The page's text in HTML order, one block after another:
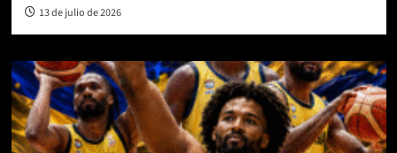
13 de julio de 2026